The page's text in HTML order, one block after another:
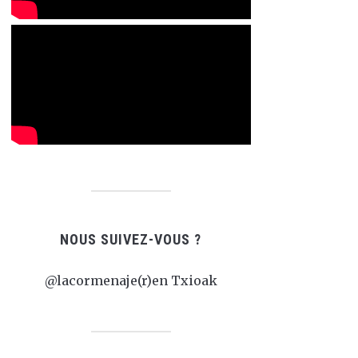
NOUS SUIVEZ-VOUS ?
@lacormenaje(r)en Txioak